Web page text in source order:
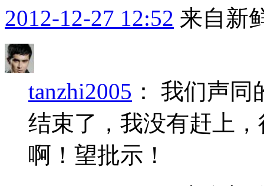
2012-12-27 12:52 来自新
tanzhi2005 ： 我们声同
结束了，我没有赶上
啊！望批示！